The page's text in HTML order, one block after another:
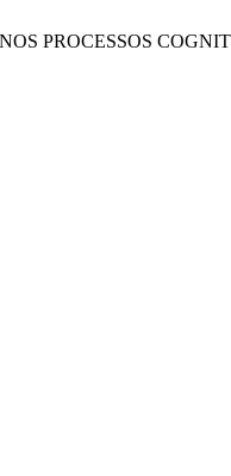
PROCESSOS